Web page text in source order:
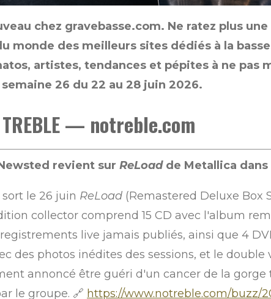
chez gravebasse.com. Ne ratez plus
monde des meilleurs sites dédiés à la
artistes, tendances et pépites à ne pas
26 du 22 au 28 juin 2026.
— notreble.com
revient sur ReLoadde Metallica
le 26 juin ReLoad (Remastered Deluxe Box
collector comprend 15 CD avec l'album
live jamais publiés, ainsi que 4
des photos inédites des sessions, et le
annoncé être guéri d'un cancer de la
le groupe. 🔗 https://www.notreble.com/buzz/